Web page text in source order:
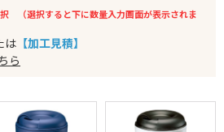
（選択すると下に数量入力画面が表示されま
は 【加工見積】
ら